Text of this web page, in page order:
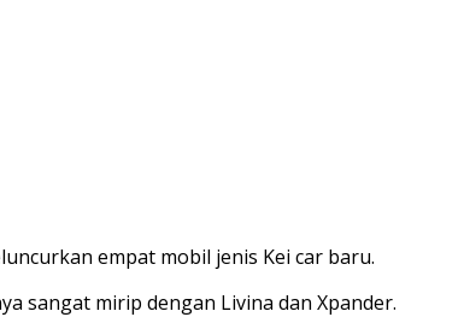
empat mobil jenis Kei car baru.
sangat mirip dengan Livina dan Xpander.